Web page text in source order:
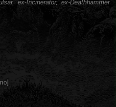
ex-Incinerator, ex-Deathhammer